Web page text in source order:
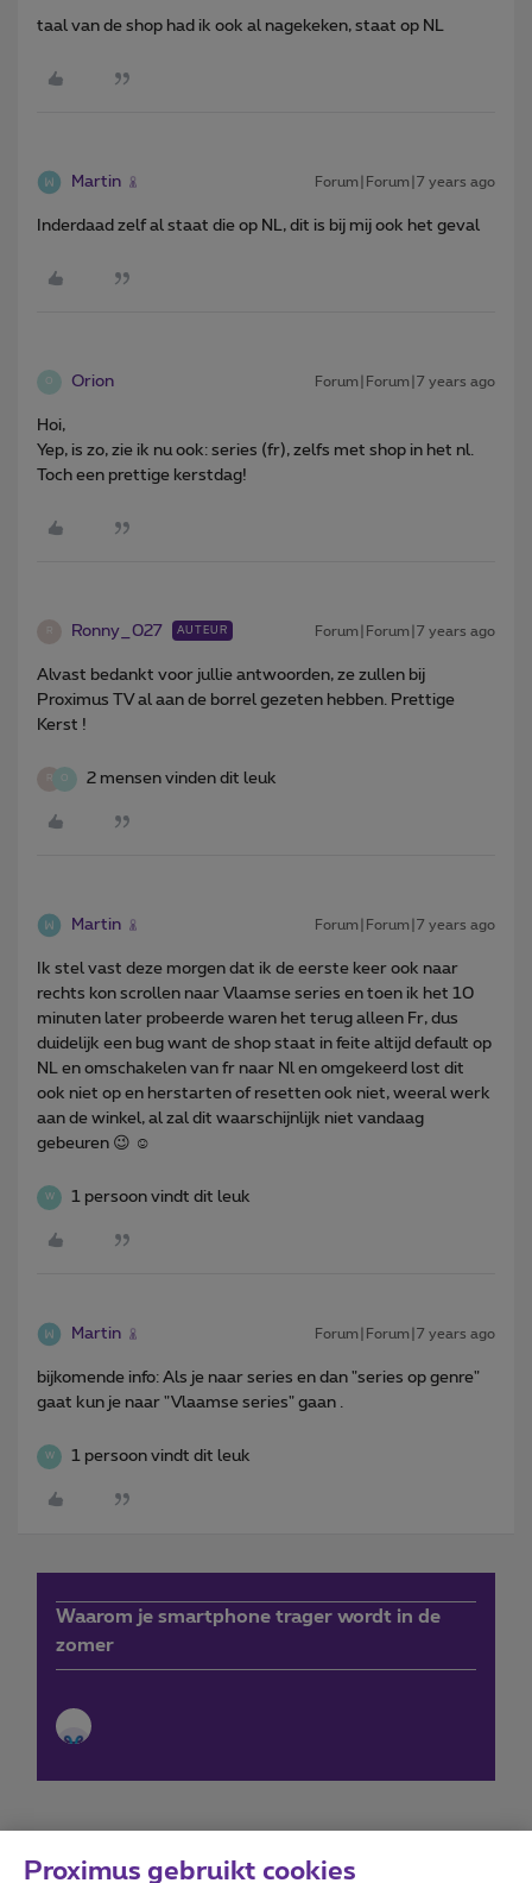
taal van de shop had ik ook al nagekeken, staat op NL
Martin Forum|Forum|7 years ago
Inderdaad zelf al staat die op NL, dit is bij mij ook het geval
O Orion Forum|Forum|7 years ago
Hoi,
Yep, is zo, zie ik nu ook: series (fr), zelfs met shop in het nl.
Toch een prettige kerstdag!
Ronny_027 AUTEUR Forum|Forum|7 years ago
Alvast bedankt voor jullie antwoorden, ze zullen bij
Proximus TV al aan de borrel gezeten hebben. Prettige
Kerst !
O 2 mensen vinden dit leuk
Martin Forum|Forum|7 years ago
Ik stel vast deze morgen dat ik de eerste keer ook naar
rechts kon scrollen naar Vlaamse series en toen ik het 10
minuten later probeerde waren het terug alleen Fr, dus
duidelijk een bug want de shop staat in feite altijd default op
NL en omschakelen van fr naar Nl en omgekeerd lost dit
ook niet op en herstarten of resetten ook niet, weeral werk
aan de winkel, al zal dit waarschijnlijk niet vandaag
gebeuren 😉 ☺️
W 1 persoon vindt dit leuk
Martin Forum|Forum|7 years ago
bijkomende info: Als je naar series en dan "series op genre"
gaat kun je naar "Vlaamse series" gaan .
W 1 persoon vindt dit leuk
Waarom je smartphone trager wordt in de
zomer
Proximus gebruikt cookies